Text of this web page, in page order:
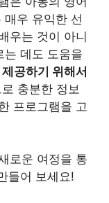
매우 유익한 선
우는 것이 아니
는 데도 도움을
공하기 위해서
충분한 정보
프로그램을 고
로운 여정을 통
들어 보세요!